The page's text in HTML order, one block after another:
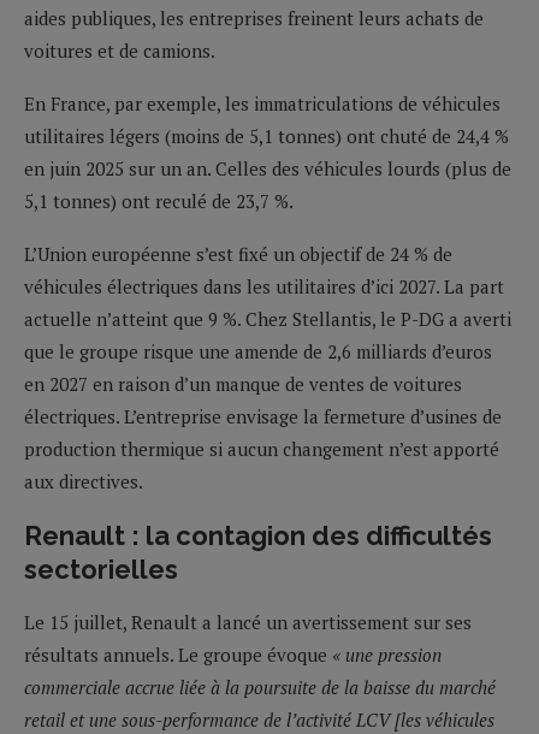
aides publiques, les entreprises freinent leurs achats de
voitures et de camions.
En France, par exemple, les immatriculations de véhicules
utilitaires légers (moins de 5,1 tonnes) ont chuté de 24,4 %
en juin 2025 sur un an. Celles des véhicules lourds (plus de
5,1 tonnes) ont reculé de 23,7 %.
L’Union européenne s’est fixé un objectif de 24 % de
véhicules électriques dans les utilitaires d’ici 2027. La part
actuelle n’atteint que 9 %. Chez Stellantis, le P-DG a averti
que le groupe risque une amende de 2,6 milliards d’euros
en 2027 en raison d’un manque de ventes de voitures
électriques. L’entreprise envisage la fermeture d’usines de
production thermique si aucun changement n’est apporté
aux directives.
Renault : la contagion des difficultés
sectorielles
Le 15 juillet, Renault a lancé un avertissement sur ses
résultats annuels. Le groupe évoque « une pression
commerciale accrue liée à la poursuite de la baisse du marché
retail et une sous-performance de l’activité LCV [les véhicules